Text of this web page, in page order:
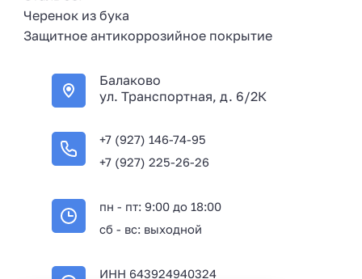
Черенок из бука
Защитное антикоррозийное покрытие
Балаково
ул. Транспортная, д. 6/2К
+7 (927) 146-74-95
+7 (927) 225-26-26
пн - пт: 9:00 до 18:00
сб - вс: выходной
ИНН 643924940324